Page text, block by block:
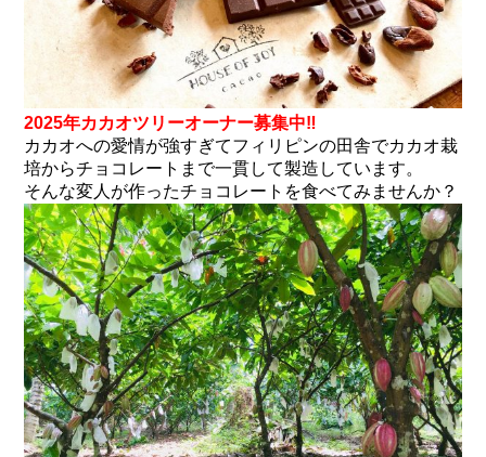
2025年カカオツリーオーナー募集中‼︎
カカオへの愛情が強すぎてフィリピンの田舎でカカオ栽
培からチョコレートまで一貫して製造しています。
そんな変人が作ったチョコレートを食べてみませんか？